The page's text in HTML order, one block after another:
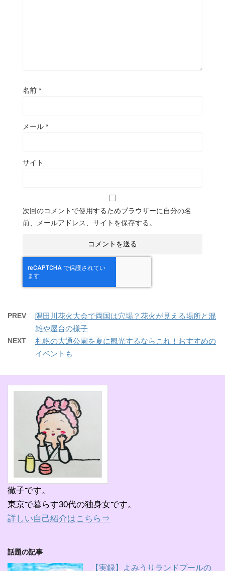
名前 *
メール *
サイト
次回のコメントで使用するためブラウザーに自分の名
前、メールアドレス、サイトを保存する。
PREV
隅田川花火大会で両国は穴場？花火が見える場所と混
雑や屋台の様子
NEXT
札幌の大通公園を夏に観光するならこれ！おすすめの
イベントも
徹子です。
東京で暮らす30代の独身女です。
詳しい自己紹介はこちら⇒
話題の記事
【実録】よみうりランドプールの